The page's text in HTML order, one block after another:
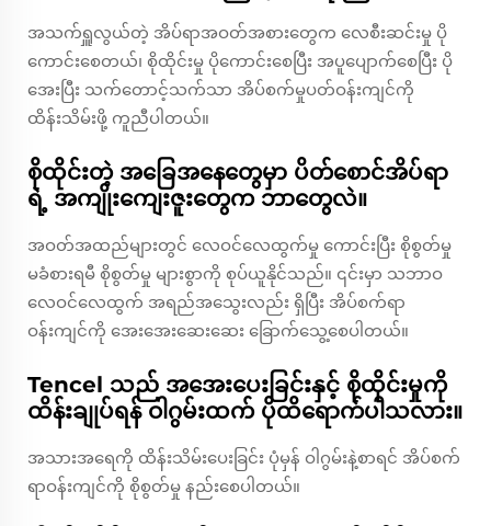
အသက်ရှူလွယ်တဲ့ အိပ်ရာအဝတ်အစားတွေက လေစီးဆင်းမှု ပို
ကောင်းစေတယ်၊ စိုထိုင်းမှု ပိုကောင်းစေပြီး အပူပျောက်စေပြီး ပို
အေးပြီး သက်တောင့်သက်သာ အိပ်စက်မှုပတ်ဝန်းကျင်ကို
ထိန်းသိမ်းဖို့ ကူညီပါတယ်။
စိုထိုင်းတဲ့ အခြေအနေတွေမှာ ပိတ်စောင်အိပ်ရာ
ရဲ့ အကျိုးကျေးဇူးတွေက ဘာတွေလဲ။
အဝတ်အထည်များတွင် လေဝင်လေထွက်မှု ကောင်းပြီး စိုစွတ်မှု
မခံစားရမီ စိုစွတ်မှု များစွာကို စုပ်ယူနိုင်သည်။ ၎င်းမှာ သဘာဝ
လေဝင်လေထွက် အရည်အသွေးလည်း ရှိပြီး အိပ်စက်ရာ
ဝန်းကျင်ကို အေးအေးဆေးဆေး ခြောက်သွေ့စေပါတယ်။
Tencel သည် အအေးပေးခြင်းနှင့် စိုထိုင်းမှုကို
ထိန်းချုပ်ရန် ဝါဂွမ်းထက် ပိုထိရောက်ပါသလား။
အသားအရေကို ထိန်းသိမ်းပေးခြင်း ပုံမှန် ဝါဂွမ်းနဲ့စာရင် အိပ်စက်
ရာဝန်းကျင်ကို စိုစွတ်မှု နည်းစေပါတယ်။